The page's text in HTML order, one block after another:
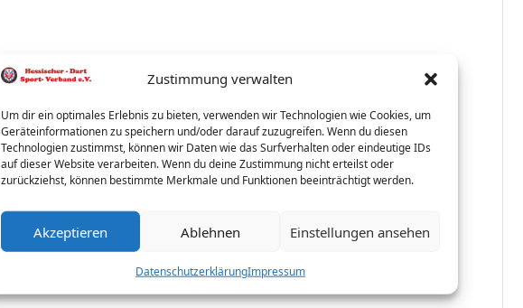
Zustimmung verwalten
Um dir ein optimales Erlebnis zu bieten, verwenden wir Technologien wie Cookies, um
Geräteinformationen zu speichern und/oder darauf zuzugreifen. Wenn du diesen
Technologien zustimmst, können wir Daten wie das Surfverhalten oder eindeutige IDs
auf dieser Website verarbeiten. Wenn du deine Zustimmung nicht erteilst oder
zurückziehst, können bestimmte Merkmale und Funktionen beeinträchtigt werden.
Akzeptieren Ablehnen Einstellungen ansehen
DatenschutzerklärungImpressum